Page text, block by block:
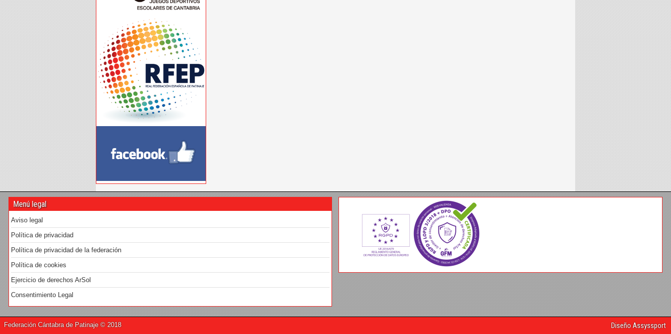
Menú legal
Aviso legal
Política de privacidad
Política de privacidad de la federación
Política de cookies
Ejercicio de derechos ArSol
Consentimiento Legal
Federación Cántabra de Patinaje © 2018 Diseño Assyssport